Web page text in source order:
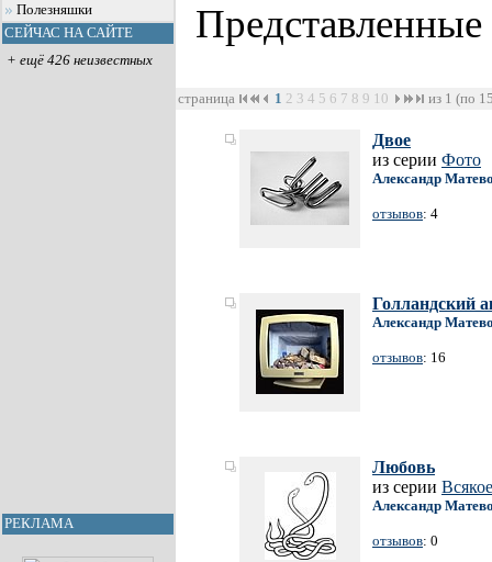
Полезняшки
СЕЙЧАС НА САЙТЕ
+ ещё 426 неизвестных
РЕКЛАМА
страница 1 2 3 4 5 6 7 8 9 10 из 1 (по
Двое
из серии Фото
Александр
отзывов: 4
Голландский
Александр
отзывов: 16
Любовь
из серии Всякое
Александр
отзывов: 0